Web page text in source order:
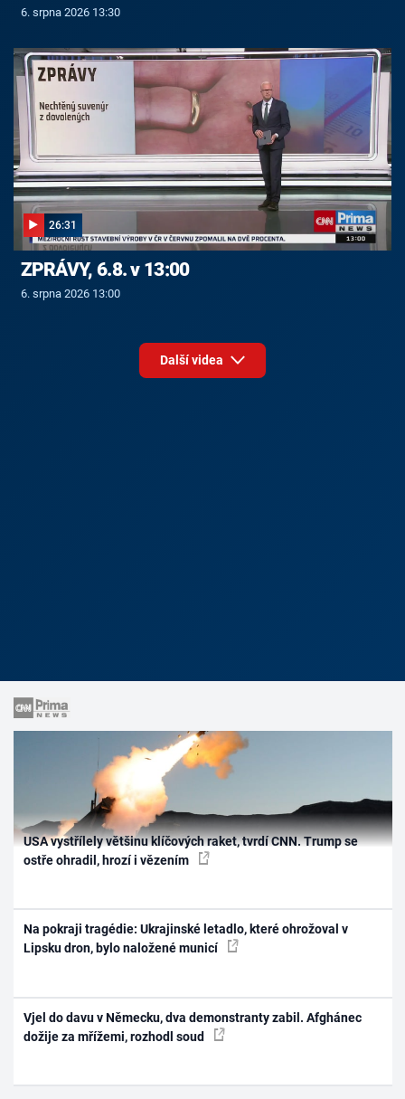
6. srpna 2026 13:30
26:31
ZPRÁVY, 6.8. v 13:00
6. srpna 2026 13:00
Další videa
USA vystřílely většinu klíčových raket, tvrdí CNN. Trump se
ostře ohradil, hrozí i vězením
Na pokraji tragédie: Ukrajinské letadlo, které ohrožoval v
Lipsku dron, bylo naložené municí
Vjel do davu v Německu, dva demonstranty zabil. Afghánec
dožije za mřížemi, rozhodl soud